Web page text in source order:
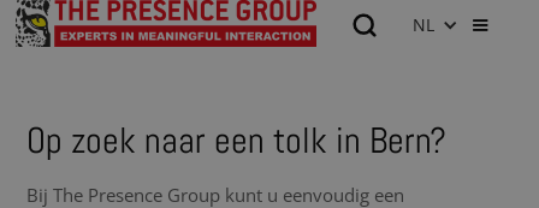
NL
Op zoek naar een tolk in Bern?
Bij The Presence Group kunt u eenvoudig een